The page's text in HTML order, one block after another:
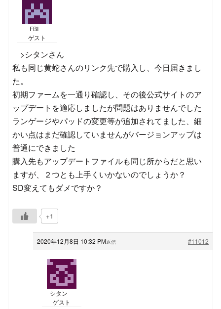
FBI
ゲスト
>シタンさん
私も同じ黄蛇さんのリンク先で購入し、今日届きまし
た。
初期ファームを一通り確認し、その後公式サイトのア
ップデートを適応しましたが問題はありませんでした
ランゲージやパッドの変更等が追加されてました、細
かい点はまだ確認していませんがバージョンアップは
普通にできました
購入先もアップデートファイルも同じ所からだと思い
ますが、２つとも上手くいかないのでしょうか？
SD変えてもダメですか？
+1
2020年12月8日 10:32 PM #11012
返信
シタン
ゲスト